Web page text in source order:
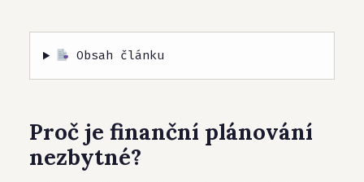
Obsah článku
Proč je finanční plánování
nezbytné?